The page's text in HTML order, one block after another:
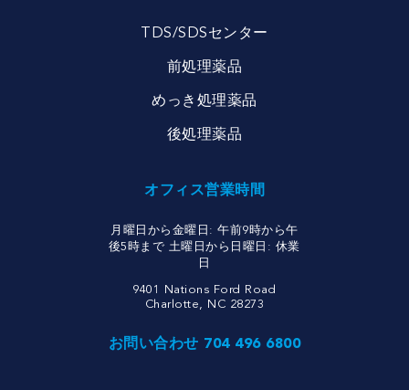
TDS/SDSセンター
前処理薬品
めっき処理薬品
後処理薬品
オフィス営業時間
月曜日から金曜日: 午前9時から午
後5時まで 土曜日から日曜日: 休業
日
9401 Nations Ford Road
Charlotte, NC 28273
お問い合わせ 704 496 6800